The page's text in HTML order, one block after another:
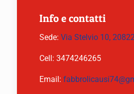
Info e contatti
Sede: Via Stelvio 10,
Cell: 3474246265
Email: